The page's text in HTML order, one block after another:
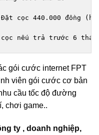
cọc 440.000 đồng
cọc nếu trả trước 6
gói cước internet FPT
viên gói cước cơ bản
cầu tốc độ đường
chơi game..
ty , doanh nghiệp,